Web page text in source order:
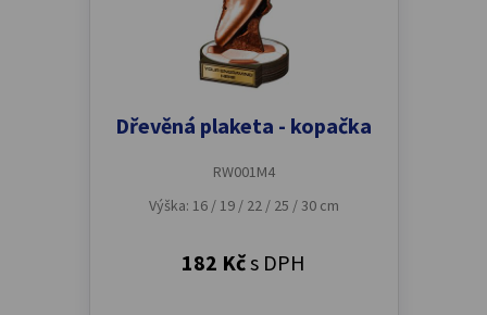
Dřevěná plaketa - kopačka
RW001M4
Výška: 16 / 19 / 22 / 25 / 30 cm
182 Kčs DPH